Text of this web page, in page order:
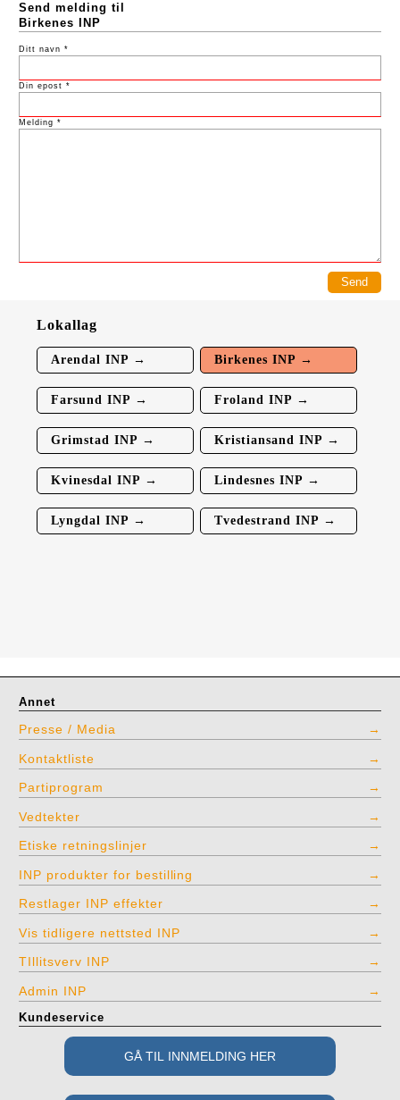
Send melding til
Birkenes INP
Ditt navn *
Din epost *
Melding *
Lokallag
Arendal INP → Birkenes INP →
Farsund INP → Froland INP →
Grimstad INP → Kristiansand INP →
Kvinesdal INP → Lindesnes INP →
Lyngdal INP → Tvedestrand INP →
Annet
Presse / Media
Kontaktliste
Partiprogram
Vedtekter
Etiske retningslinjer
INP produkter for bestilling
Restlager INP effekter
Vis tidligere nettsted INP
TIllitsverv INP
Admin INP
Kundeservice